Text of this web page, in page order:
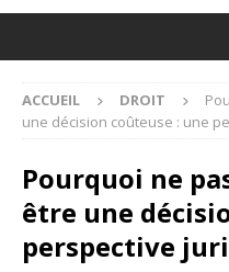
ACCUEIL DROIT
une décision coûteuse : une
Pourquoi ne
être une
perspective